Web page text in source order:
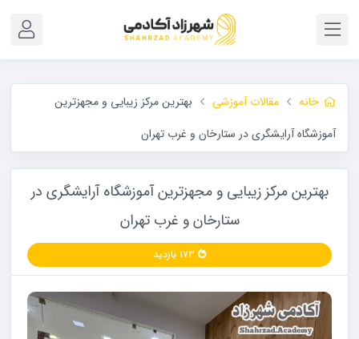
خانه مقالات آموزشی
بهترین مرکز زیبایی و مجهزترین
آموزشگاه آرایشگری در ستارخان و غرب تهران
بهترین مرکز زیبایی و مجهزترین آموزشگاه آرایشگری در
ستارخان و غرب تهران
۱۷۳ بازدید